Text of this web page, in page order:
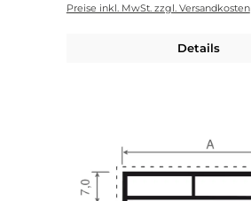
Preise inkl. MwSt. zzgl. Versandkosten
Details